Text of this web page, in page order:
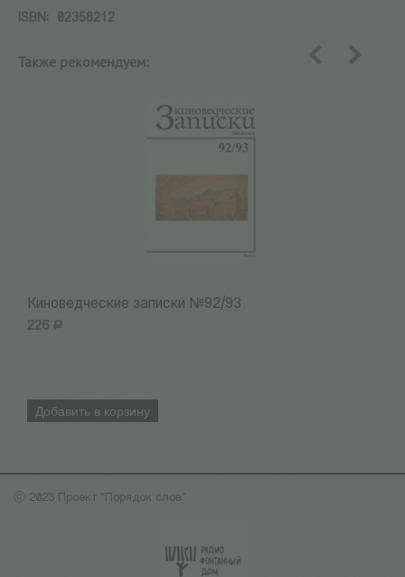
ISBN:
02358212
Также рекомендуем:
Киноведческие записки №92/93
226 Р
Добавить в корзину
ⓒ 2023 Проект "Порядок слов"